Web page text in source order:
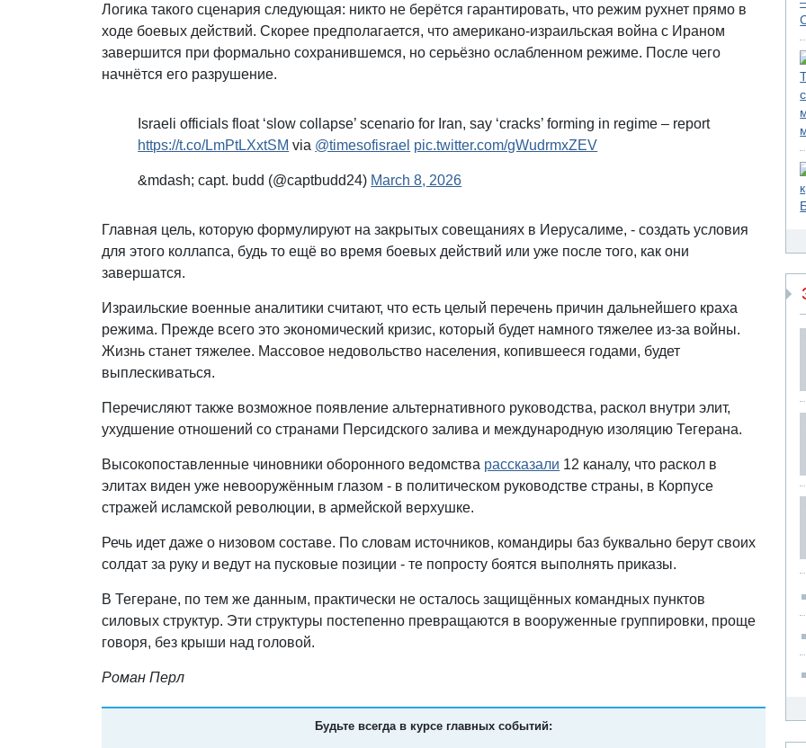
Логика такого сценария следующая: никто не берётся гарантировать, что режим рухнет прямо в
ходе боевых действий. Скорее предполагается, что американо-израильская война с Ираном
завершится при формально сохранившемся, но серьёзно ослабленном режиме. После чего
начнётся его разрушение.
Israeli officials float ‘slow collapse’ scenario for Iran, say ‘cracks’ forming in regime – report
https://t.co/LmPtLXxtSM via @timesofisrael pic.twitter.com/gWudrmxZEV
&mdash; capt. budd (@captbudd24) March 8, 2026
Главная цель, которую формулируют на закрытых совещаниях в Иерусалиме, - создать условия
для этого коллапса, будь то ещё во время боевых действий или уже после того, как они
завершатся.
Израильские военные аналитики считают, что есть целый перечень причин дальнейшего краха
режима. Прежде всего это экономический кризис, который будет намного тяжелее из-за войны.
Жизнь станет тяжелее. Массовое недовольство населения, копившееся годами, будет
выплескиваться.
Перечисляют также возможное появление альтернативного руководства, раскол внутри элит,
ухудшение отношений со странами Персидского залива и международную изоляцию Тегерана.
Высокопоставленные чиновники оборонного ведомства рассказали 12 каналу, что раскол в
элитах виден уже невооружённым глазом - в политическом руководстве страны, в Корпусе
стражей исламской революции, в армейской верхушке.
Речь идет даже о низовом составе. По словам источников, командиры баз буквально берут своих
солдат за руку и ведут на пусковые позиции - те попросту боятся выполнять приказы.
В Тегеране, по тем же данным, практически не осталось защищённых командных пунктов
силовых структур. Эти структуры постепенно превращаются в вооруженные группировки, проще
говоря, без крыши над головой.
Роман Перл
Будьте всегда в курсе главных событий: